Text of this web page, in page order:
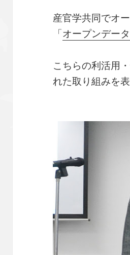
産官学共同でオ
「オープンデー
こちらの利活用
れた取り組みを